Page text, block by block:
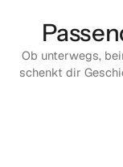
Ob unterwegs,
schenkt dir